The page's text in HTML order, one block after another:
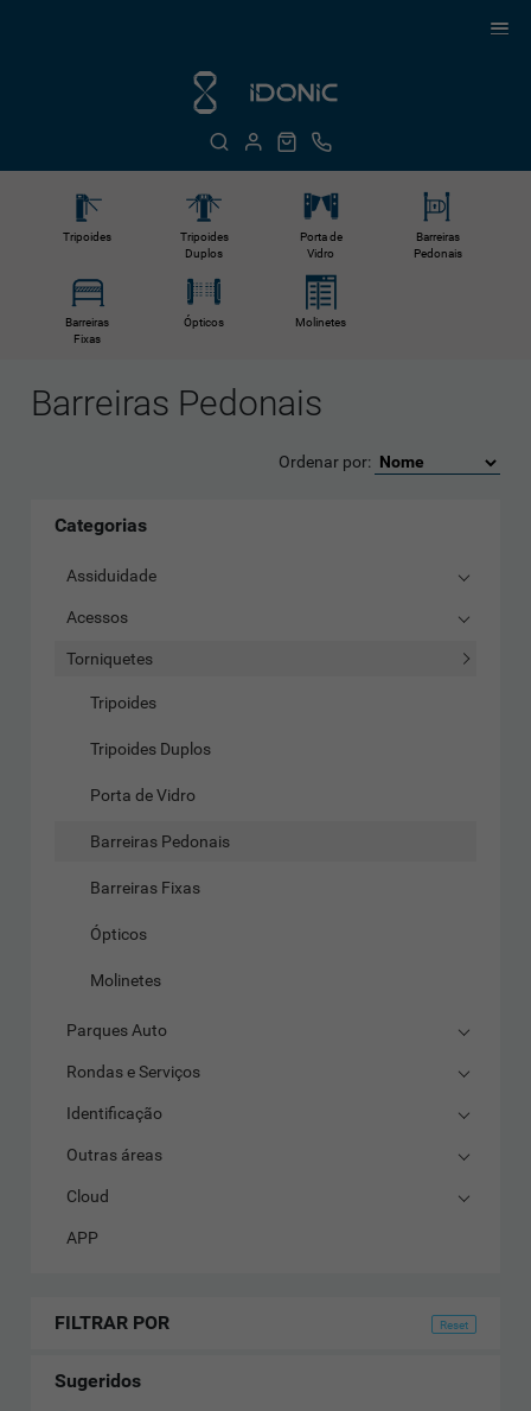
Tripoides
Tripoides
Duplos
Porta de
Vidro
Barreiras
Pedonais
Barreiras
Fixas
Ópticos Molinetes
Barreiras Pedonais
Ordenar por:
Categorias
Assiduidade
Acessos
Torniquetes
Tripoides
Tripoides Duplos
Porta de Vidro
Barreiras Pedonais
Barreiras Fixas
Ópticos
Molinetes
Parques Auto
Rondas e Serviços
Identificação
Outras áreas
Cloud
APP
FILTRAR POR
Sugeridos